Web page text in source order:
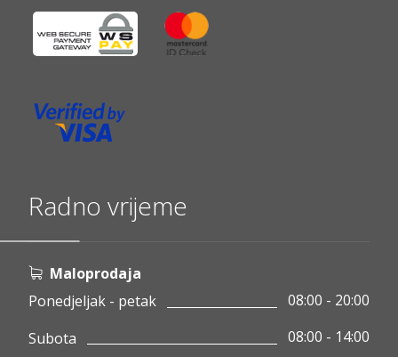
Radno vrijeme
Maloprodaja
Ponedjeljak - petak
08:00 - 20:00
Subota
08:00 - 14:00